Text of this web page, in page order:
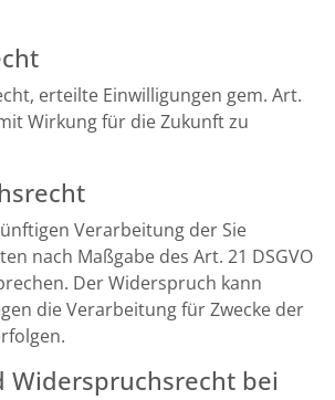
erteilte Einwilligungen gem. Art.
Wirkung für die Zukunft zu
Verarbeitung der Sie
nach Maßgabe des Art. 21 DSGVO
Der Widerspruch kann
die Verarbeitung für Zwecke der
Widerspruchsrecht bei